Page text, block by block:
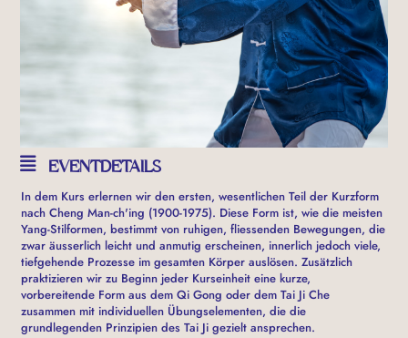
EVENTDETAILS
In dem Kurs erlernen wir den ersten, wesentlichen Teil der Kurzform
nach Cheng Man-ch'ing (1900-1975). Diese Form ist, wie die meisten
Yang-Stilformen, bestimmt von ruhigen, fliessenden Bewegungen, die
zwar äusserlich leicht und anmutig erscheinen, innerlich jedoch viele,
tiefgehende Prozesse im gesamten Körper auslösen. Zusätzlich
praktizieren wir zu Beginn jeder Kurseinheit eine kurze,
vorbereitende Form aus dem Qi Gong oder dem Tai Ji Che
zusammen mit individuellen Übungselementen, die die
grundlegenden Prinzipien des Tai Ji gezielt ansprechen.